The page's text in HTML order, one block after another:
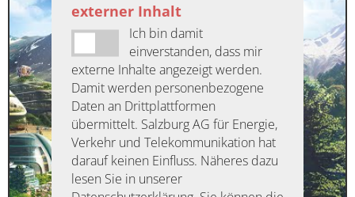
externer Inhalt
Ich bin damit
einverstanden, dass mir
externe Inhalte angezeigt werden.
Damit werden personenbezogene
Daten an Drittplattformen
übermittelt. Salzburg AG für Energie,
Verkehr und Telekommunikation hat
darauf keinen Einfluss. Näheres dazu
lesen Sie in unserer